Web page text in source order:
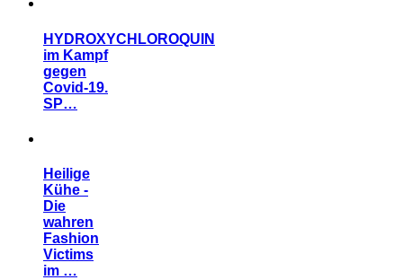
HYDROXYCHLOROQUIN
im Kampf
gegen
Covid-19.
SP…
Heilige
Kühe -
Die
wahren
Fashion
Victims
im …